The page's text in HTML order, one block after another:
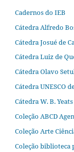
Cadernos do IEB
Cátedra Alfredo
Cátedra Josué de
Cátedra Luiz de
Cátedra Olavo
Cátedra UNESCO
Cátedra W. B.
Coleção ABCD
Coleção Arte
Coleção biblioteca